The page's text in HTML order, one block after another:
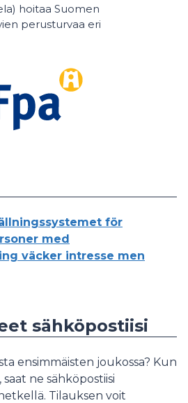
hoitaa Suomen
perusturvaa eri
för
med
väcker intresse men
sähköpostiisi
ensimmäisten joukossa? Kun
ne sähköpostiisi
Tilauksen voit